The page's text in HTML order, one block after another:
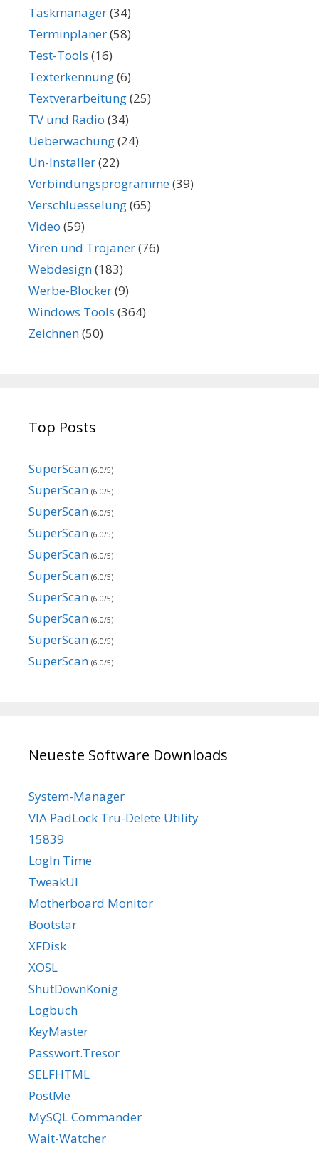
Taskmanager(34)
Terminplaner(58)
Test-Tools (16)
Texterkennung(6)
Textverarbeitung(25)
TV und Radio (34)
Ueberwachung(24)
Un-Installer(22)
Verbindungsprogramme(39)
Verschluesselung(65)
Video (59)
Viren und Trojaner(76)
Webdesign(183)
Werbe-Blocker(9)
Windows Tools (364)
Zeichnen(50)
Top Posts
SuperScan (6.0/5)
SuperScan (6.0/5)
SuperScan (6.0/5)
SuperScan (6.0/5)
SuperScan (6.0/5)
SuperScan (6.0/5)
SuperScan (6.0/5)
SuperScan (6.0/5)
SuperScan (6.0/5)
SuperScan (6.0/5)
Neueste Software Downloads
System-Manager
VIA PadLock Tru-Delete Utility
15839
LogIn Time
TweakUI
Motherboard Monitor
Bootstar
XFDisk
XOSL
ShutDownKönig
Logbuch
KeyMaster
Passwort.Tresor
SELFHTML
PostMe
MySQL Commander
Wait-Watcher